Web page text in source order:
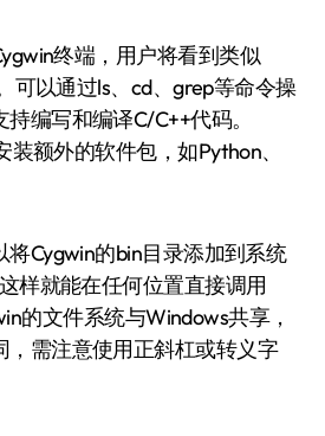
终端，用户将看到类似
可以通过ls、cd、grep等命令操
编写和编译C/C++代码。
额外的软件包，如Python、
Cygwin的bin目录添加到系统
样就能在任何位置直接调用
的文件系统与Windows共享，
，需注意使用正斜杠或转义字